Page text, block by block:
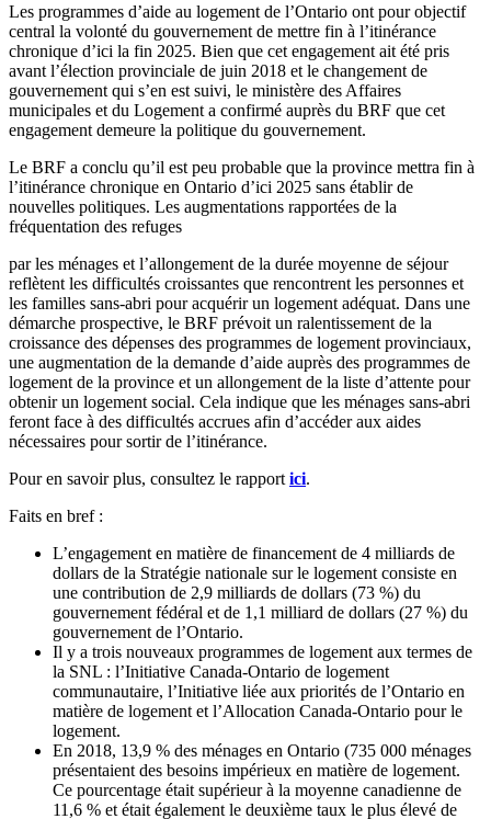
Les programmes d’aide au logement de l’Ontario ont pour objectif
central la volonté du gouvernement de mettre fin à l’itinérance
chronique d’ici la fin 2025. Bien que cet engagement ait été pris
avant l’élection provinciale de juin 2018 et le changement de
gouvernement qui s’en est suivi, le ministère des Affaires
municipales et du Logement a confirmé auprès du BRF que cet
engagement demeure la politique du gouvernement.
Le BRF a conclu qu’il est peu probable que la province mettra fin à
l’itinérance chronique en Ontario d’ici 2025 sans établir de
nouvelles politiques. Les augmentations rapportées de la
fréquentation des refuges
par les ménages et l’allongement de la durée moyenne de séjour
reflètent les difficultés croissantes que rencontrent les personnes et
les familles sans-abri pour acquérir un logement adéquat. Dans une
démarche prospective, le BRF prévoit un ralentissement de la
croissance des dépenses des programmes de logement provinciaux,
une augmentation de la demande d’aide auprès des programmes de
logement de la province et un allongement de la liste d’attente pour
obtenir un logement social. Cela indique que les ménages sans-abri
feront face à des difficultés accrues afin d’accéder aux aides
nécessaires pour sortir de l’itinérance.
Pour en savoir plus, consultez le rapport ici.
Faits en bref :
L’engagement en matière de financement de 4 milliards de
dollars de la Stratégie nationale sur le logement consiste en
une contribution de 2,9 milliards de dollars (73 %) du
gouvernement fédéral et de 1,1 milliard de dollars (27 %) du
gouvernement de l’Ontario.
Il y a trois nouveaux programmes de logement aux termes de
la SNL : l’Initiative Canada-Ontario de logement
communautaire, l’Initiative liée aux priorités de l’Ontario en
matière de logement et l’Allocation Canada-Ontario pour le
logement.
En 2018, 13,9 % des ménages en Ontario (735 000 ménages
présentaient des besoins impérieux en matière de logement.
Ce pourcentage était supérieur à la moyenne canadienne de
11,6 % et était également le deuxième taux le plus élevé de